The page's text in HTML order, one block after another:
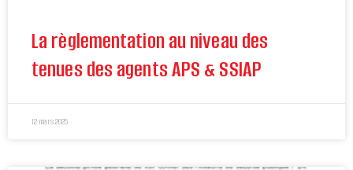
La règlementation au niveau des
tenues des agents APS & SSIAP
12 mars 2025